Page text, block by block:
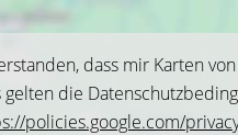
dass mir Karten
gelten die
policies.google.com/